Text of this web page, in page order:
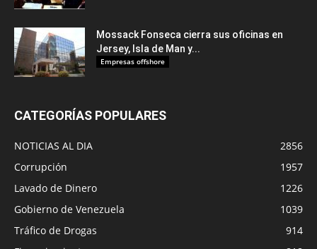
Mossack Fonseca cierra sus oficinas en
Jersey, Isla de Man y...
Empresas offshore
CATEGORÍAS POPULARES
NOTICIAS AL DIA
2856
Corrupción
1957
Lavado de Dinero
1226
Gobierno de Venezuela
1039
Tráfico de Drogas
914